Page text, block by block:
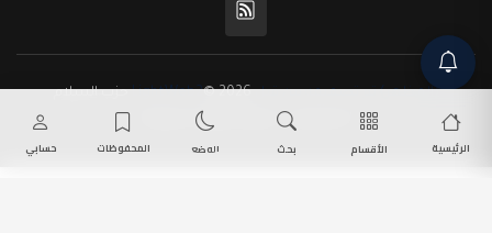
(المظهر) تم تصميمه من قِبل LightWeb2
© 2026 حزب السلام
الديمقراطي. جميع الحقوق محفوظة.
الرئيسية الأقسام بحث الوضع المحفوظات حسابي